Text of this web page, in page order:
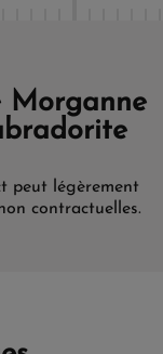
Morganne
peut légèrement
contractuelles.